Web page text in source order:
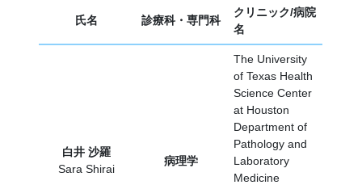
氏名 診療科・専門科
クリニック/病院
名
白井 沙羅
Sara Shirai
病理学
The University
of Texas Health
Science Center
at Houston
Department of
Pathology and
Laboratory
Medicine